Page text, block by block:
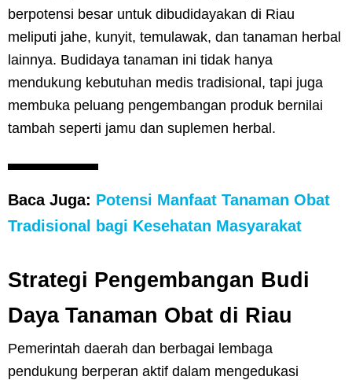
berpotensi besar untuk dibudidayakan di Riau
meliputi jahe, kunyit, temulawak, dan tanaman herbal
lainnya. Budidaya tanaman ini tidak hanya
mendukung kebutuhan medis tradisional, tapi juga
membuka peluang pengembangan produk bernilai
tambah seperti jamu dan suplemen herbal.
Baca Juga: Potensi Manfaat Tanaman Obat
Tradisional bagi Kesehatan Masyarakat
Strategi Pengembangan Budi
Daya Tanaman Obat di Riau
Pemerintah daerah dan berbagai lembaga
pendukung berperan aktif dalam mengedukasi